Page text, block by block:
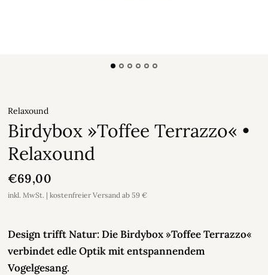
Relaxound
Birdybox »Toffee Terrazzo« •
Relaxound
€69,00
inkl. MwSt. | kostenfreier Versand ab 59 €
Design trifft Natur: Die Birdybox »Toffee Terrazzo«
verbindet edle Optik mit entspannendem
Vogelgesang.